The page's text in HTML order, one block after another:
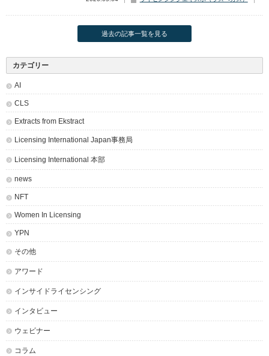
過去の記事一覧を見る
カテゴリー
AI
CLS
Extracts from Ekstract
Licensing International Japan事務局
Licensing International 本部
news
NFT
Women In Licensing
YPN
その他
アワード
インサイドライセンシング
インタビュー
ウェビナー
コラム